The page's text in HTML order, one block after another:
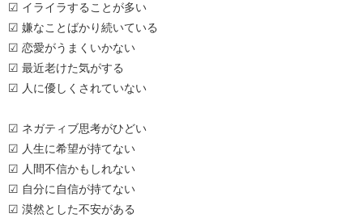
☑ イライラすることが多い
☑ 嫌なことばかり続いている
☑ 恋愛がうまくいかない
☑ 最近老けた気がする
☑ 人に優しくされていない
☑ ネガティブ思考がひどい
☑ 人生に希望が持てない
☑ 人間不信かもしれない
☑ 自分に自信が持てない
☑ 漠然とした不安がある